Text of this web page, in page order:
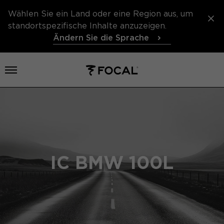
Wählen Sie ein Land oder eine Region aus, um
standortspezifische Inhalte anzuzeigen.
Ändern Sie die Sprache
Menü öffnen
IC BMW 100L